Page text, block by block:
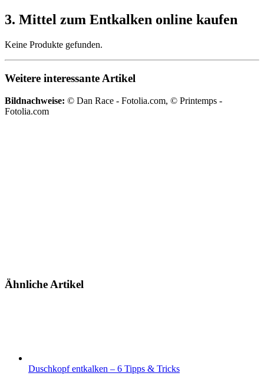
3. Mittel zum Entkalken online kaufen
Keine Produkte gefunden.
Weitere interessante Artikel
Bildnachweise: © Dan Race - Fotolia.com, © Printemps -
Fotolia.com
Ähnliche Artikel
Duschkopf entkalken – 6 Tipps & Tricks